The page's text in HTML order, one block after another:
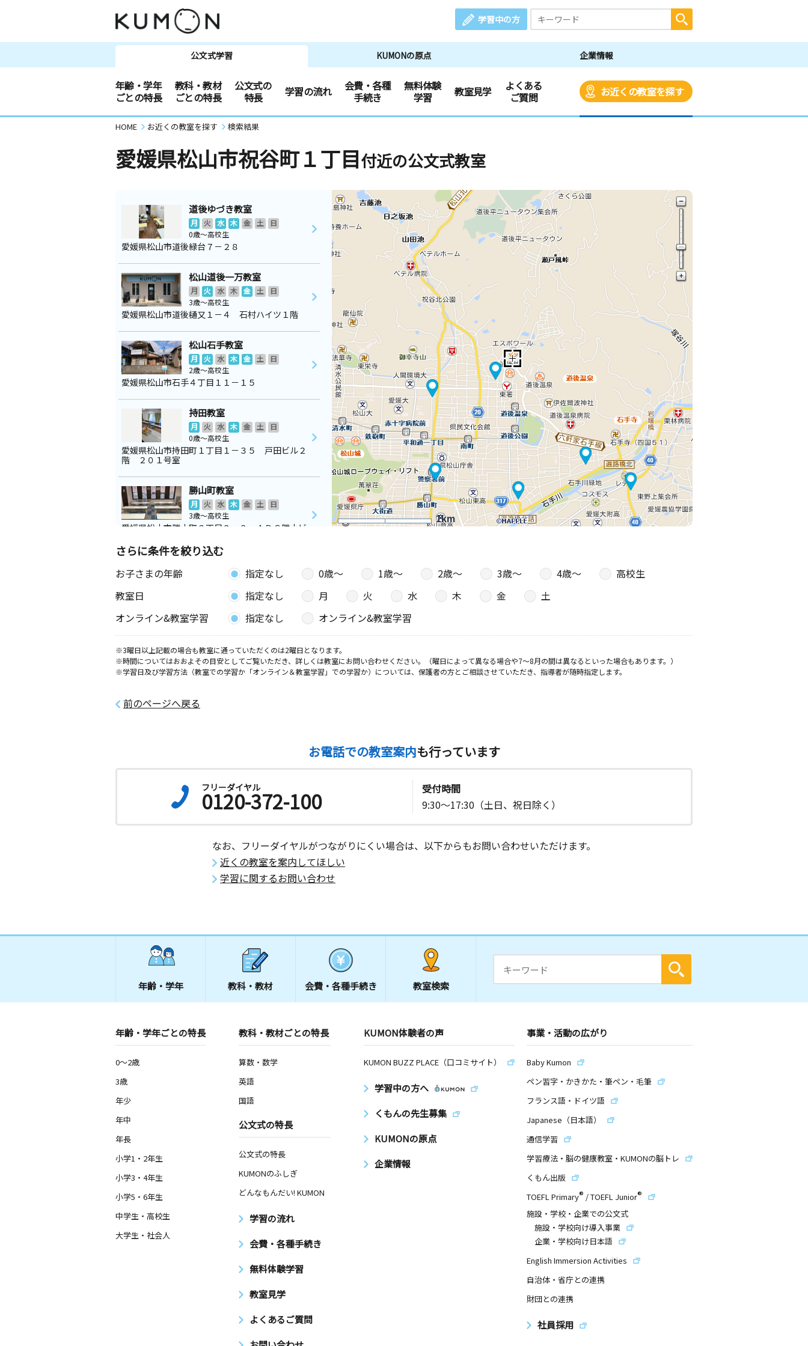
学習中の方
公文式学習 KUMONの原点 企業情報
年齢・学年
ごとの特長
教科・教材
ごとの特長
公文式の
特長
学習の流れ
会費・各種
手続き
無料体験
学習
教室見学
よくある
ご質問
お近くの教室を探す
HOME お近くの教室を探す 検索結果
愛媛県松山市祝谷町１丁目付近の公文式教室
1km
道後ゆづき教室
月 火 水 木 金 土
日
0歳～高校生
愛媛県松山市道後緑台７－２８
松山道後一万教室
月 火 水 木 金 土
日
3歳～高校生
愛媛県松山市道後樋又１－４ 石村ハイツ１階
松山石手教室
月 火 水 木 金 土
日
2歳～高校生
愛媛県松山市石手４丁目１１－１５
持田教室
月 火 水 木 金 土
日
0歳～高校生
愛媛県松山市持田町１丁目１－３５ 戸田ビル２
階 ２０１号室
勝山町教室
月 火 水 木 金 土
日
3歳～高校生
愛媛県松山市勝山町２丁目９－９ ＡＢＣ勝山ビ
プラザ東野教室
木 金 土 日
0歳～高校生
愛媛県松山市東野２丁目６－１０
さらに条件を絞り込む
お子さまの年齢 指定なし 0歳〜 1歳〜 2歳〜 3歳〜 4歳〜
高校生
教室日
指定なし 月 火 水 木 金
土
オンライン&教室学習
指定なし オンライン&教室学習
※3曜日以上記載の場合も教室に通っていただくのは2曜日となります。
※時間についてはおおよその目安としてご覧いただき、詳しくは教室にお問い合わせください。（曜日によって異なる場合や7～8月の間は異なるといった場合もあります。）
※学習日及び学習方法（教室での学習か「オンライン＆教室学習」での学習か）については、保護者の方とご相談させていただき、指導者が随時指定します。
前のページへ戻る
お電話での教室案内も行っています
フリーダイヤル
0120-372-100
受付時間
9:30～17:30（土日、祝日除く）
なお、フリーダイヤルがつながりにくい場合は、以下からもお問い合わせいただけます。
近くの教室を案内してほしい
学習に関するお問い合わせ
年齢・学年 教科・教材 会費・ 各種手続き 教室検索
年齢・学年ごとの特長
0～2歳
3歳
年少
年中
年長
小学1・2年生
小学3・4年生
小学5・6年生
中学生・高校生
大学生・社会人
教科・教材ごとの特長
算数・数学
英語
国語
公文式の特長
公文式の特長
KUMONのふしぎ
どんなもんだい! KUMON
学習の流れ
会費・各種手続き
無料体験学習
教室見学
よくあるご質問
KUMON体験者の声
KUMON BUZZ PLACE（口コミサイト）
学習中の方へ
くもんの先生募集
KUMONの原点
企業情報
事業・活動の広がり
Baby Kumon
ペン習字・かきかた・筆ペン・毛筆
フランス語・ドイツ語
Japanese（日本語）
通信学習
学習療法・脳の健康教室・KUMONの脳トレ
くもん出版
TOEFL Primary® /TOEFL Junior®
施設・学校・企業での公文式
施設・学校向け導入事業
企業・学校向け日本語
English Immersion Activities
自治体・省庁との連携
財団との連携
社員採用